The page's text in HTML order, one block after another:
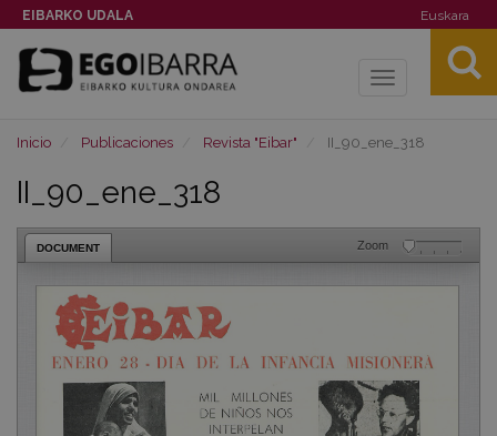
EIBARKO UDALA Euskara
Toggle
Inicio Publicaciones Revista "Eibar" II_90_ene_318
II_90_ene_318
DOCUMENT Zoom